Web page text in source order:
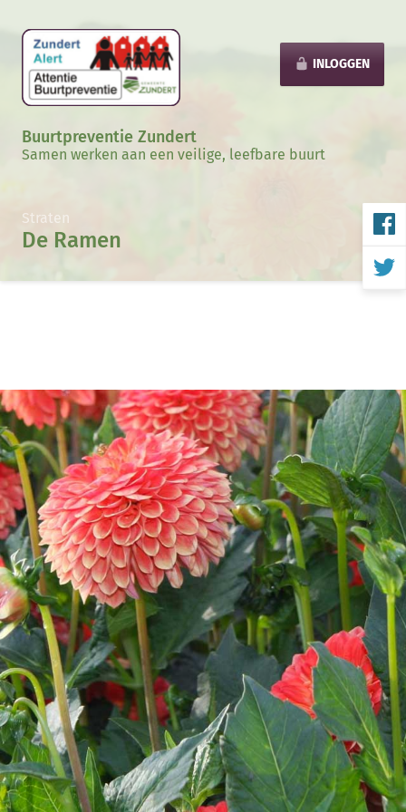
INLOGGEN
Buurtpreventie Zundert
Samen werken aan een veilige, leefbare buurt
Straten
De Ramen